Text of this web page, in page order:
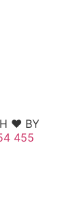
❤️ BY
455